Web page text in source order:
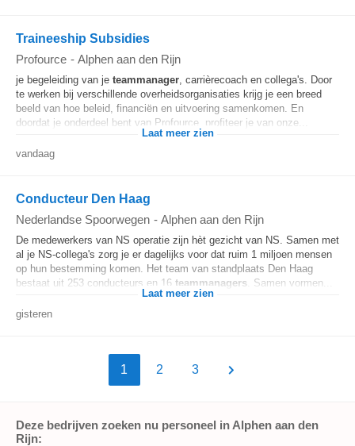
Traineeship Subsidies
Profource - Alphen aan den Rijn
je begeleiding van je teammanager, carrièrecoach en collega's. Door
te werken bij verschillende overheidsorganisaties krijg je een breed
beeld van hoe beleid, financiën en uitvoering samenkomen. En
doordat je onderdeel bent van Profource, profiteer je van onze...
Laat meer zien
vandaag
Conducteur Den Haag
Nederlandse Spoorwegen - Alphen aan den Rijn
De medewerkers van NS operatie zijn hèt gezicht van NS. Samen met
al je NS-collega's zorg je er dagelijks voor dat ruim 1 miljoen mensen
op hun bestemming komen. Het team van standplaats Den Haag
bestaat uit 253 conducteurs en 16 teammanagers . Samen vormen...
Laat meer zien
gisteren
1 2 3
Deze bedrijven zoeken nu personeel in Alphen aan den
Rijn: